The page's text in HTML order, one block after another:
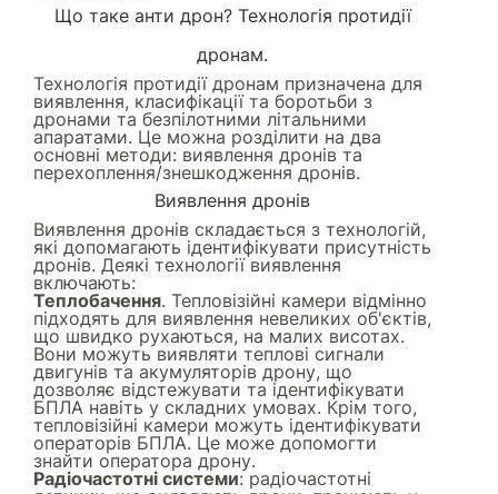
Що таке анти дрон? Технологія протидії
дронам.
Технологія протидії дронам призначена для
виявлення, класифікації та боротьби з
дронами та безпілотними літальними
апаратами. Це можна розділити на два
основні методи: виявлення дронів та
перехоплення/знешкодження дронів.
Виявлення дронів
Виявлення дронів складається з технологій,
які допомагають ідентифікувати присутність
дронів. Деякі технології виявлення
включають:
Теплобачення. Тепловізійні камери відмінно
підходять для виявлення невеликих об'єктів,
що швидко рухаються, на малих висотах.
Вони можуть виявляти теплові сигнали
двигунів та акумуляторів дрону, що
дозволяє відстежувати та ідентифікувати
БПЛА навіть у складних умовах. Крім того,
тепловізійні камери можуть ідентифікувати
операторів БПЛА. Це може допомогти
знайти оператора дрону.
Радіочастотні системи: радіочастотні